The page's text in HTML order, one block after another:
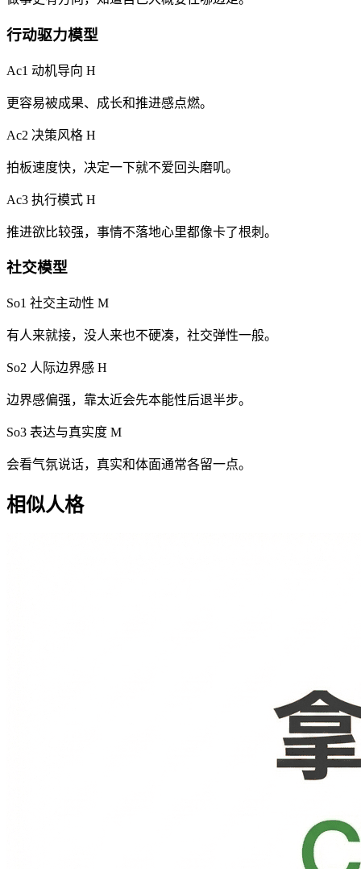
行动驱力模型
Ac1 动机导向 H
更容易被成果、成长和推进感点燃。
Ac2 决策风格 H
拍板速度快，决定一下就不爱回头磨叽。
Ac3 执行模式 H
推进欲比较强，事情不落地心里都像卡了根刺。
社交模型
So1 社交主动性 M
有人来就接，没人来也不硬凑，社交弹性一般。
So2 人际边界感 H
边界感偏强，靠太近会先本能性后退半步。
So3 表达与真实度 M
会看气氛说话，真实和体面通常各留一点。
相似人格